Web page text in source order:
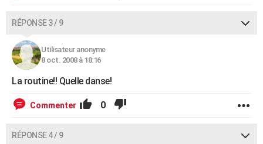
RÉPONSE 3 / 9
Utilisateur anonyme
8 oct. 2008 à 18:16
La routine!! Quelle danse!
Commenter 0
RÉPONSE 4 / 9